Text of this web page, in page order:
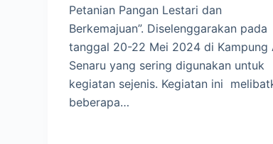
Petanian Pangan Lestari dan
Berkemajuan”. Diselenggarakan pada
tanggal 20-22 Mei 2024 di Kampung
Senaru yang sering digunakan untuk
kegiatan sejenis. Kegiatan ini
beberapa…